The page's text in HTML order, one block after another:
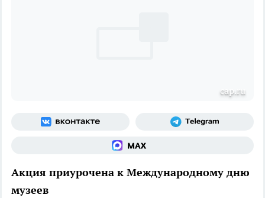
cap.ru
Акция приурочена к Международному дню
музеев